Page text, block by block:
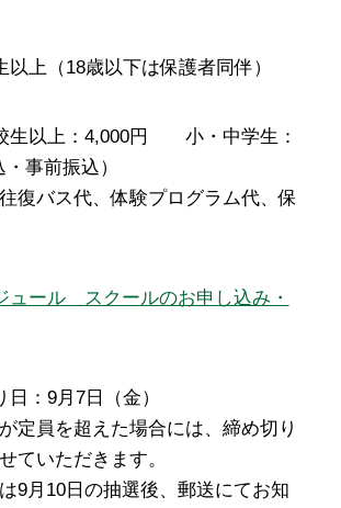
以上（18歳以下は保護者同伴）
生以上：4,000円 小・中学生：
事前振込）
復バス代、体験プログラム代、保
ュール スクールのお申し込み・
：9月7日（金）
定員を超えた場合には、締め切り
ていただきます。
9月10日の抽選後、郵送にてお知